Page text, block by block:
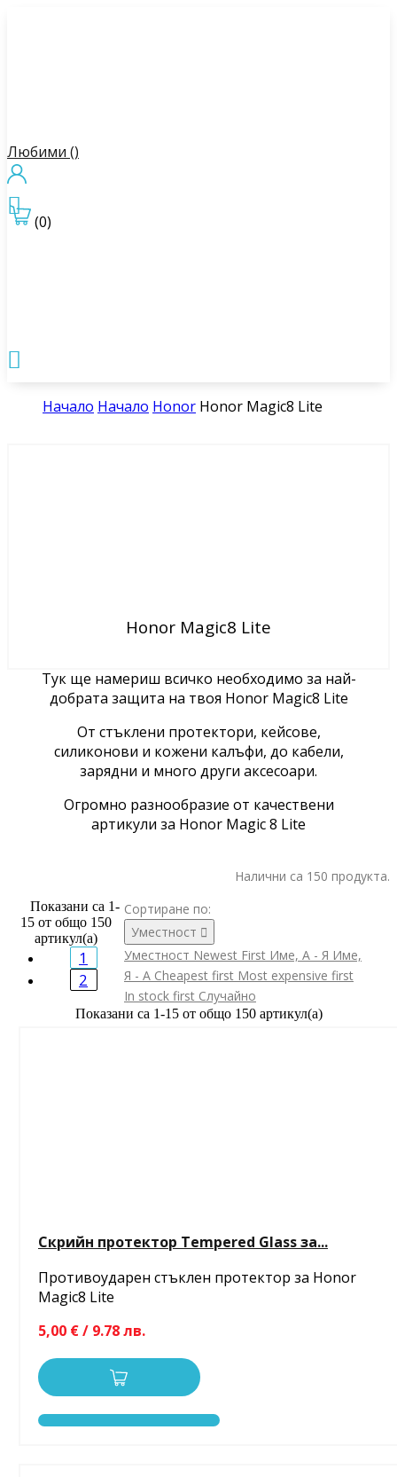
Любими ()
(0)


Начало Начало Honor Honor Magic8 Lite
Honor Magic8 Lite
Тук ще намериш всичко необходимо за най-
добрата защита на твоя Honor Magic8 Lite
От стъклени протектори, кейсове,
силиконови и кожени калъфи, до кабели,
зарядни и много други аксесоари.
Огромно разнообразие от качествени
артикули за Honor Magic 8 Lite
Налични са 150 продукта.
Сортиране по:
Уместност 
Уместност Newest First Име, А - Я Име,
Я - А Cheapest first Most expensive first
In stock first Случайно
Показани са 1-15 от общо 150 артикул(а)
Скрийн протектор Tempered Glass за...
Противоударен стъклен протектор за Honor
Magic8 Lite
5,00 € / 9.78 лв.
Показани са 1-
15 от общо 150
артикул(а)
1
2